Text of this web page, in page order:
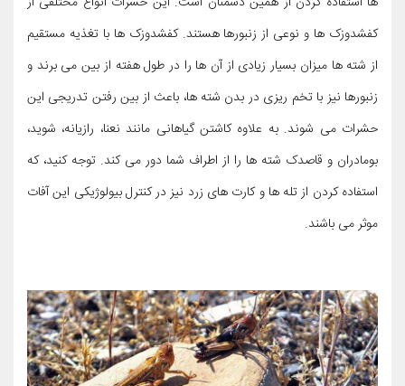
کفشدوزک ها و نوعی از زنبورها هستند. کفشدوزک ها با تغذیه مستقیم
از شته ها میزان بسیار زیادی از آن ها را در طول هفته از بین می برند و
زنبورها نیز با تخم ریزی در بدن شته ها، باعث از بین رفتن تدریجی این
حشرات می شوند. به علاوه کاشتن گیاهانی مانند نعنا، رازیانه، شوید،
بومادران و قاصدک شته ها را از اطراف شما دور می کند. توجه کنید، که
استفاده کردن از تله ها و کارت های زرد نیز در کنترل بیولوژیکی این آفات
موثر می باشند.